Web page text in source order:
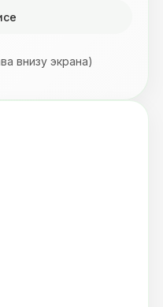
внизу экрана)